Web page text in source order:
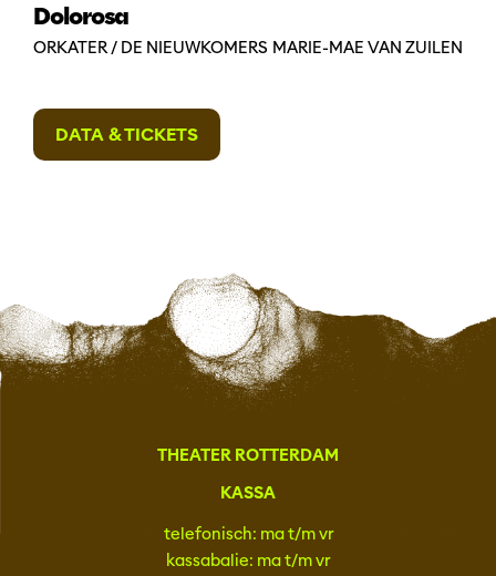
Dolorosa
ORKATER / DE NIEUWKOMERS MARIE-MAE VAN ZUILEN
DATA & TICKETS
THEATER ROTTERDAM
KASSA
telefonisch: ma t/m vr
kassabalie: ma t/m vr